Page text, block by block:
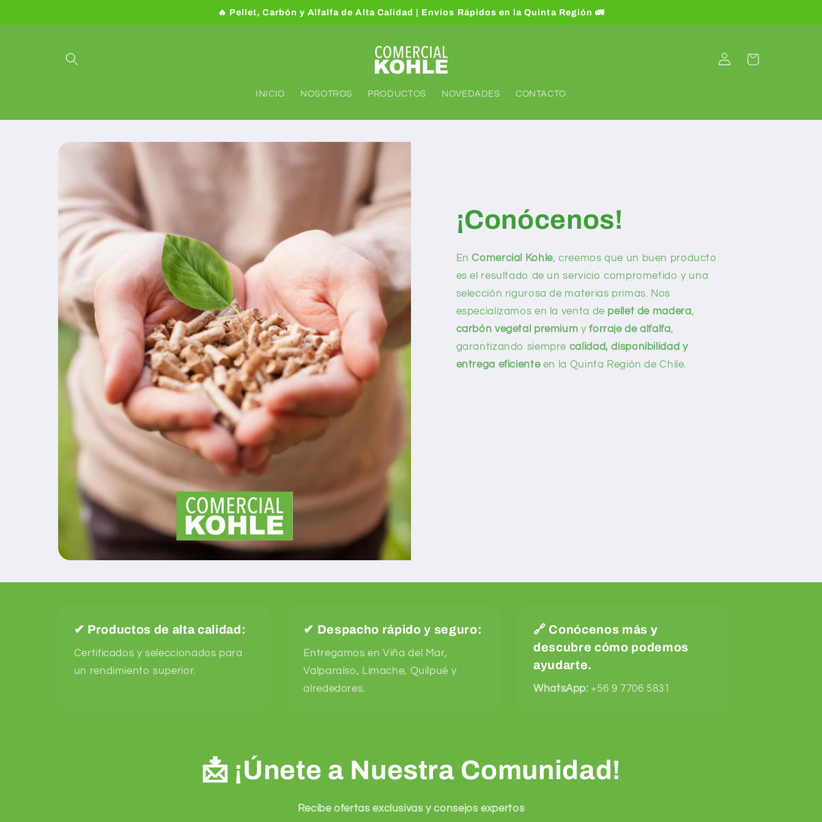
al contenido
🔥 Pellet, Carbón y Alfalfa de Alta Calidad | Envíos Rápidos en la Quinta Región 🚛
INICIO NOSOTROS PRODUCTOS NOVEDADES CONTACTO
Iniciar
sesión
Carrito
¡Conócenos!
EnComercial Kohle, creemos que un buen producto
es el resultado de un servicio comprometido y una
selección rigurosa de materias primas. Nos
especializamos en la venta de pellet de madera,
carbón vegetal premium yforraje de alfalfa,
garantizando siempre calidad, disponibilidad y
entrega eficienteen la Quinta Región de Chile.
✔ Productos de alta calidad:
Certificados y seleccionados para
un rendimiento superior.
✔ Despacho rápido y seguro:
Entregamos en Viña del Mar,
Valparaíso, Limache, Quilpué y
alrededores.
🔗 Conócenos más y
descubre cómo podemos
ayudarte.
WhatsApp:+56 9 7706 5831
📩 ¡Únete a Nuestra Comunidad!
Recibe ofertas exclusivas y consejos expertos